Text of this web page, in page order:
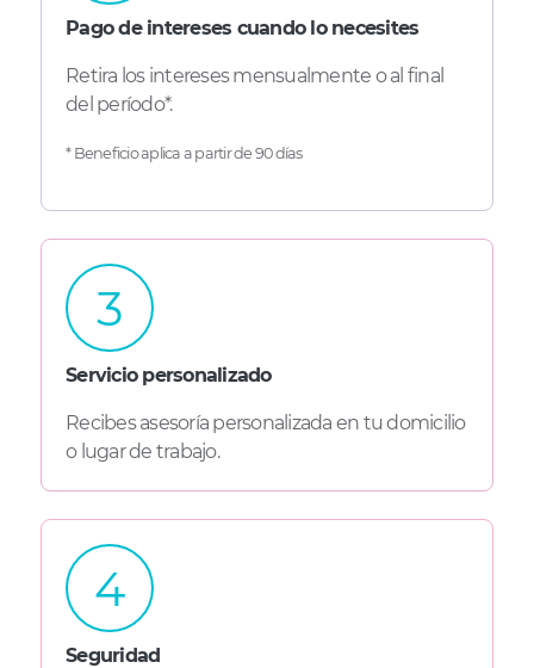
Pago de intereses cuando lo necesites
Retira los intereses mensualmente o al final
del período*.
* Beneficio aplica a partir de 90 días
3
Servicio personalizado
Recibes asesoría personalizada en tu domicilio
o lugar de trabajo.
4
Seguridad